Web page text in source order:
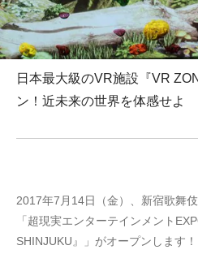
日本最大級のVR施設『VR
ン！近未来の世界を体感せよ
2017年7月14日（金）、新宿歌舞
「超現実エンターテインメント
SHINJUKU』」がオープンします